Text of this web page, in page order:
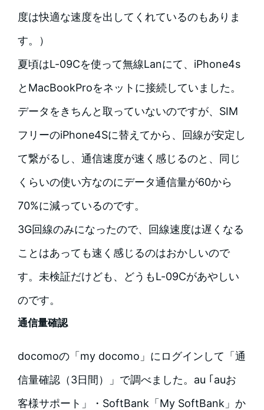
度は快適な速度を出してくれているのもありま
す。）
夏頃はL-09Cを使って無線Lanにて、iPhone4s
とMacBookProをネットに接続していました。
データをきちんと取っていないのですが、SIM
フリーのiPhone4Sに替えてから、回線が安定し
て繋がるし、通信速度が速く感じるのと、同じ
くらいの使い方なのにデータ通信量が60から
70%に減っているのです。
3G回線のみになったので、回線速度は遅くなる
ことはあっても速く感じるのはおかしいので
す。未検証だけども、どうもL-09Cがあやしい
のです。
通信量確認
docomoの「my docomo」にログインして「通
信量確認（3日間）」で調べました。au ｢auお
客様サポート」・SoftBank「My SoftBank」か